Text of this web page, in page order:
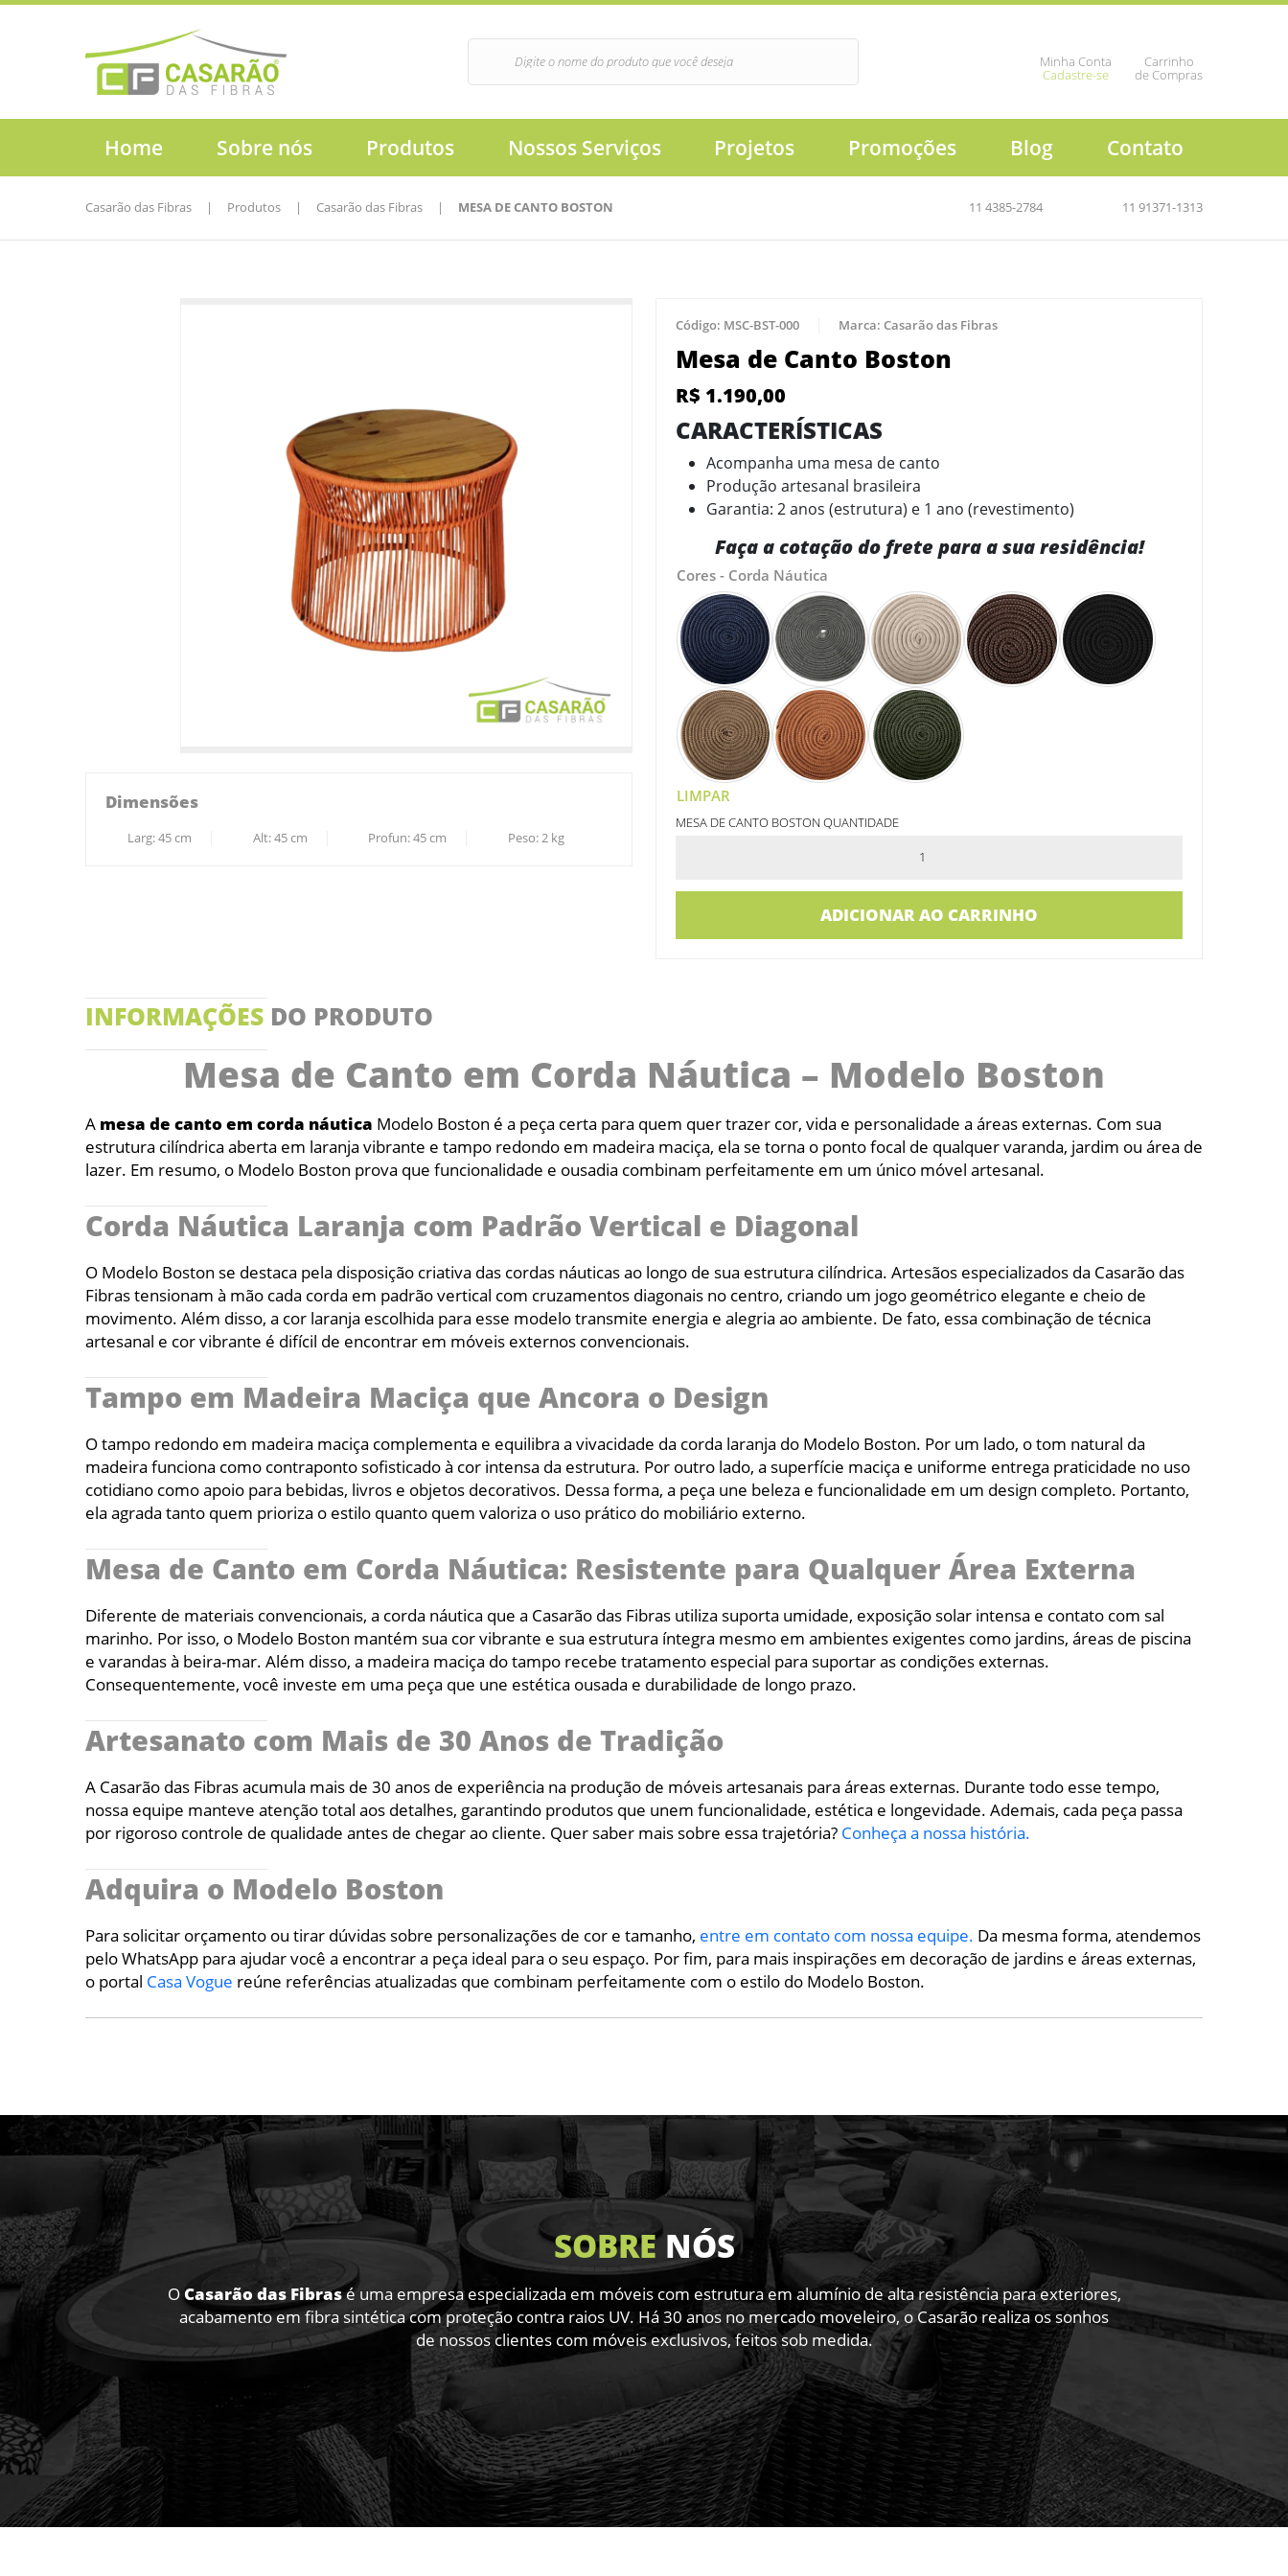
Minha Conta
Cadastre-se
Carrinho
de Compras
Home Sobre nós Produtos Nossos Serviços Projetos Promoções Blog Contato
Casarão das Fibras | Produtos | Casarão das Fibras | MESA DE CANTO BOSTON 11 4385-2784 11 91371-1313
Dimensões
Larg:45cm Alt:45cm Profun:45cm Peso:2 kg
Código: MSC-BST-000 Marca: Casarão das Fibras
Mesa de Canto Boston
R$ 1.190,00
CARACTERÍSTICAS
Acompanha uma mesa de canto
Produção artesanal brasileira
Garantia: 2 anos (estrutura) e 1 ano (revestimento)
Faça a cotação do frete para a sua residência!
Cores - Corda Náutica
LIMPAR
MESA DE CANTO BOSTON QUANTIDADE
ADICIONAR AO CARRINHO
INFORMAÇÕES DO PRODUTO
Mesa de Canto em Corda Náutica – Modelo Boston
A mesa de canto em corda náutica Modelo Boston é a peça certa para quem quer trazer cor, vida e personalidade a áreas externas. Com sua
estrutura cilíndrica aberta em laranja vibrante e tampo redondo em madeira maciça, ela se torna o ponto focal de qualquer varanda, jardim ou área de
lazer. Em resumo, o Modelo Boston prova que funcionalidade e ousadia combinam perfeitamente em um único móvel artesanal.
Corda Náutica Laranja com Padrão Vertical e Diagonal
O Modelo Boston se destaca pela disposição criativa das cordas náuticas ao longo de sua estrutura cilíndrica. Artesãos especializados da Casarão das
Fibras tensionam à mão cada corda em padrão vertical com cruzamentos diagonais no centro, criando um jogo geométrico elegante e cheio de
movimento. Além disso, a cor laranja escolhida para esse modelo transmite energia e alegria ao ambiente. De fato, essa combinação de técnica
artesanal e cor vibrante é difícil de encontrar em móveis externos convencionais.
Tampo em Madeira Maciça que Ancora o Design
O tampo redondo em madeira maciça complementa e equilibra a vivacidade da corda laranja do Modelo Boston. Por um lado, o tom natural da
madeira funciona como contraponto sofisticado à cor intensa da estrutura. Por outro lado, a superfície maciça e uniforme entrega praticidade no uso
cotidiano como apoio para bebidas, livros e objetos decorativos. Dessa forma, a peça une beleza e funcionalidade em um design completo. Portanto,
ela agrada tanto quem prioriza o estilo quanto quem valoriza o uso prático do mobiliário externo.
Mesa de Canto em Corda Náutica: Resistente para Qualquer Área Externa
Diferente de materiais convencionais, a corda náutica que a Casarão das Fibras utiliza suporta umidade, exposição solar intensa e contato com sal
marinho. Por isso, o Modelo Boston mantém sua cor vibrante e sua estrutura íntegra mesmo em ambientes exigentes como jardins, áreas de piscina
e varandas à beira-mar. Além disso, a madeira maciça do tampo recebe tratamento especial para suportar as condições externas.
Consequentemente, você investe em uma peça que une estética ousada e durabilidade de longo prazo.
Artesanato com Mais de 30 Anos de Tradição
A Casarão das Fibras acumula mais de 30 anos de experiência na produção de móveis artesanais para áreas externas. Durante todo esse tempo,
nossa equipe manteve atenção total aos detalhes, garantindo produtos que unem funcionalidade, estética e longevidade. Ademais, cada peça passa
por rigoroso controle de qualidade antes de chegar ao cliente. Quer saber mais sobre essa trajetória? Conheça a nossa história.
Adquira o Modelo Boston
Para solicitar orçamento ou tirar dúvidas sobre personalizações de cor e tamanho, entre em contato com nossa equipe. Da mesma forma, atendemos
pelo WhatsApp para ajudar você a encontrar a peça ideal para o seu espaço. Por fim, para mais inspirações em decoração de jardins e áreas externas,
o portal Casa Vogue reúne referências atualizadas que combinam perfeitamente com o estilo do Modelo Boston.
SOBRENÓS
OCasarão das Fibrasé uma empresa especializada em móveis com estrutura em alumínio de alta resistência para exteriores,
acabamento em fibra sintética com proteção contra raios UV. Há 30 anos no mercado moveleiro, o Casarão realiza os sonhos
de nossos clientes com móveis exclusivos, feitos sob medida.